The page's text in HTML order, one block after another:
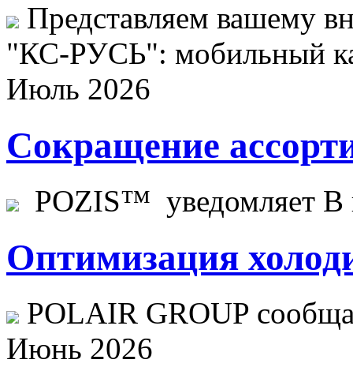
Представляем вашему
"КС-РУСЬ": мобильный
Июль 2026
Сокращение
POZIS™ уведомляет В
Оптимизация
POLAIR GROUP
Июнь 2026